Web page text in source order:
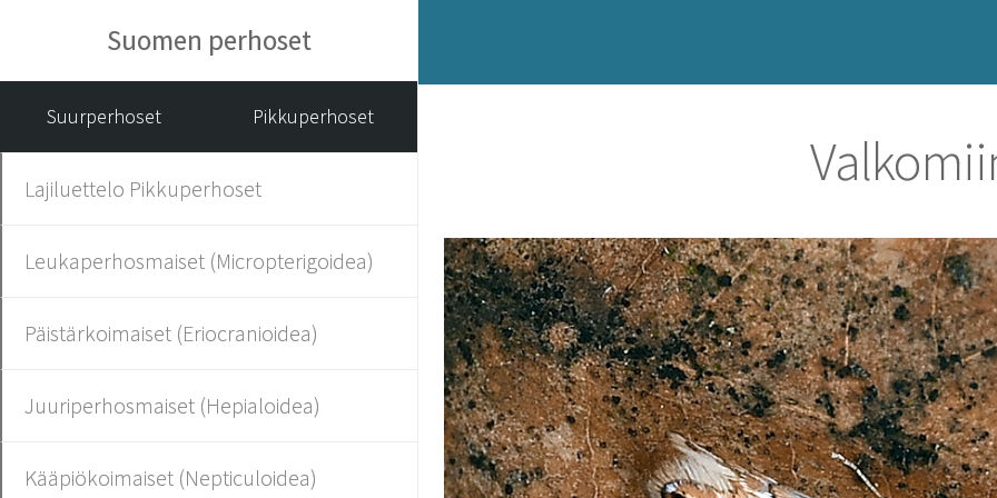
Suomen perhoset
Suurperhoset Pikkuperhoset
Lajiluettelo Pikkuperhoset
Leukaperhosmaiset (Micropterigoidea)
Päistärkoimaiset (Eriocranioidea)
Juuriperhosmaiset (Hepialoidea)
Kääpiökoimaiset (Nepticuloidea)